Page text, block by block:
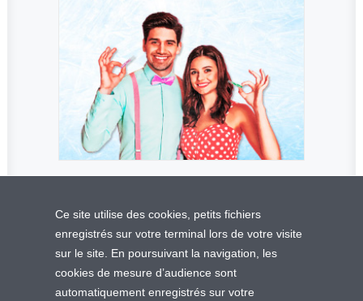
© 2025 Juva Santé | Tous droits réservés.
Ce site utilise des cookies, petits fichiers
enregistrés sur votre terminal lors de votre visite
sur le site. En poursuivant la navigation, les
cookies de mesure d’audience sont
automatiquement enregistrés sur votre